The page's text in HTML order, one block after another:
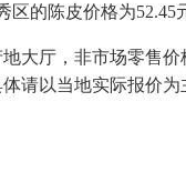
的陈皮价格为52.45
大厅，非市场零售
请以当地实际报价为